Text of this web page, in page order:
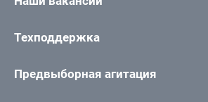
Техподдержка
Предвыборная агитация